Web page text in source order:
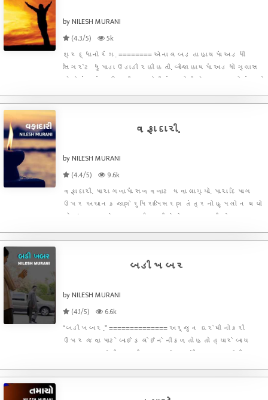
by NILESH MURANI
(4.3/5)
5k
શ્રદ્ધાનો રંગ. ======== એના લબડતા હાથમાં અડધી
સિગરેટ ધુમાડા ઉડાડી રહી હતી. બીજા હાથમાં અડધો ગ્લાસ
એને માંડમાંડ ઉઠાવી હળવેથી આંખ ખોલી એક નાનકડો ઘૂંટડો
અન્ય ત્રણ મિત્રોનો હળવો હળવો બબડાટ એના કાને
વફાદારી.
by NILESH MURANI
(4.4/5)
9.6k
વફાદારી. મારા ગળામાં સળવળાટ થવા લાગ્યો. મારા દિમાગ
ઉપર અચાનક જાણે રુધિરાભિસરણ તંત્રનો હુમલો ન થયો
હોય! કદાચ છેલ્લા છ મહિનાથીકે એક વર્ષથી કે કદાચ
ક્યારેય નથી થયો. કદાચ મારો અંત નજીક હોય એવું લાગે છે.
બડી ખબર
by NILESH MURANI
(4.1/5)
6.6k
“બડી ખબર.” ============== અર્જુન ઘરેથી નોકરી
ઉપર જવા માટે બાઈક લેઈને નીકળતો હતો ત્યારે બાય
બાય કરવા એની પત્ની બહાર ગેટ સુધી મુકવા આવેલી. આ
જોઈ રહ્યા હતા. અર્જુન રોજ ઘરમાંથી બહાર નીકળીને